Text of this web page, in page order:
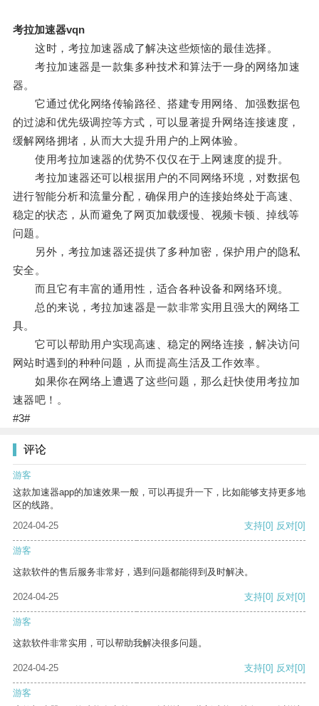
考拉加速器vqn
这时，考拉加速器成了解决这些烦恼的最佳选择。
考拉加速器是一款集多种技术和算法于一身的网络加速
器。
它通过优化网络传输路径、搭建专用网络、加强数据包
的过滤和优先级调控等方式，可以显著提升网络连接速度，
缓解网络拥堵，从而大大提升用户的上网体验。
使用考拉加速器的优势不仅仅在于上网速度的提升。
考拉加速器还可以根据用户的不同网络环境，对数据包
进行智能分析和流量分配，确保用户的连接始终处于高速、
稳定的状态，从而避免了网页加载缓慢、视频卡顿、掉线等
问题。
另外，考拉加速器还提供了多种加密，保护用户的隐私
安全。
而且它有丰富的通用性，适合各种设备和网络环境。
总的来说，考拉加速器是一款非常实用且强大的网络工
具。
它可以帮助用户实现高速、稳定的网络连接，解决访问
网站时遇到的种种问题，从而提高生活及工作效率。
如果你在网络上遭遇了这些问题，那么赶快使用考拉加
速器吧！。
#3#
评论
游客
这款加速器app的加速效果一般，可以再提升一下，比如能够支持更多地
区的线路。
2024-04-25
支持[0] 反对[0]
游客
这款软件的售后服务非常好，遇到问题都能得到及时解决。
2024-04-25 支持[0] 反对[0]
游客
这款软件非常实用，可以帮助我解决很多问题。
2024-04-25 支持[0] 反对[0]
游客